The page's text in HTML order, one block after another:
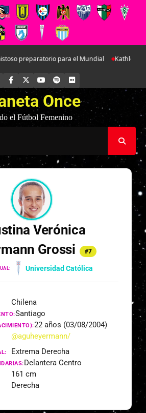
preparatorio para el Mundial Kathleen
FACEBOOK YOUTUBE
SPOTIFYFLICKR
Once
el Fútbol Femenino
Verónica
Grossi
#7
Universidad Católica
Chilena
Santiago
22 años (03/08/2004)
@aguheyermann/
Extrema Derecha
Delantera Centro
161 cm
Derecha